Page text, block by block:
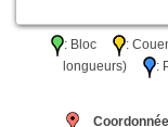
: Bloc :
longueurs)
: